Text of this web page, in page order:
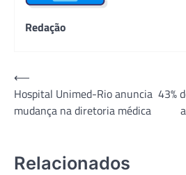
Redação
Navegação
de
Post
⟵
Hospital Unimed-Rio anuncia
mudança na diretoria médica
43%
Relacionados